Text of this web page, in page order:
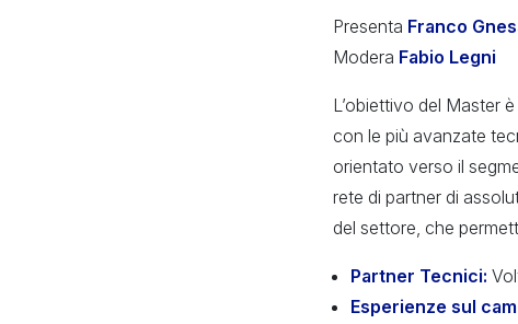
Presenta Franco
Modera Fabio Legni
L’obiettivo del Master
con le più avanzate
orientato verso il
rete di partner di
del settore, che
Partner Tecnici:
Esperienze sul